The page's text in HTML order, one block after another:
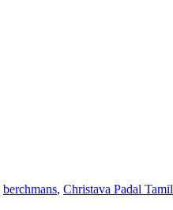
berchmans, Christava Padal Tamil